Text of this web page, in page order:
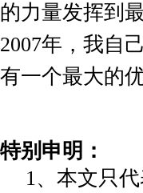
的力量发挥到
2007年，我自
有一个最大的
特别申明：
1、本文只